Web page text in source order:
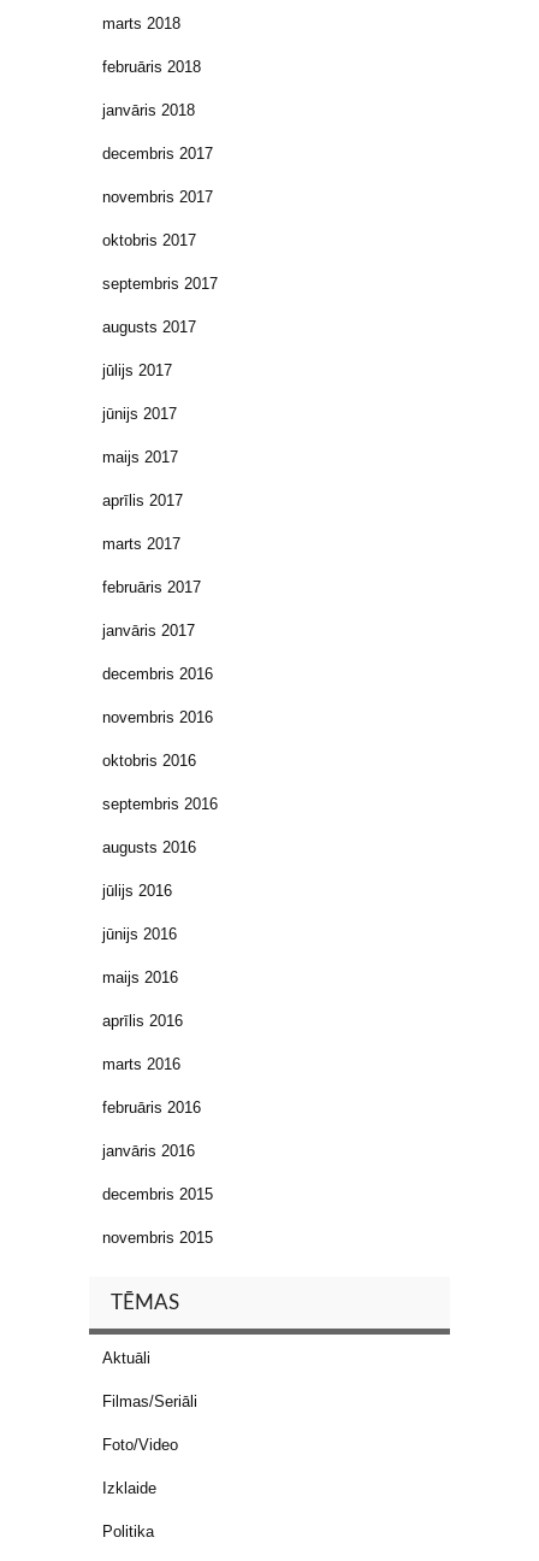
marts 2018
februāris 2018
janvāris 2018
decembris 2017
novembris 2017
oktobris 2017
septembris 2017
augusts 2017
jūlijs 2017
jūnijs 2017
maijs 2017
aprīlis 2017
marts 2017
februāris 2017
janvāris 2017
decembris 2016
novembris 2016
oktobris 2016
septembris 2016
augusts 2016
jūlijs 2016
jūnijs 2016
maijs 2016
aprīlis 2016
marts 2016
februāris 2016
janvāris 2016
decembris 2015
novembris 2015
TĒMAS
Aktuāli
Filmas/Seriāli
Foto/Video
Izklaide
Politika